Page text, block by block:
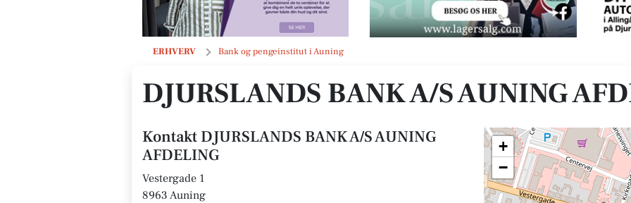
ERHVERV Bank og pengeinstitut i Auning
DJURSLANDS BANK A/S AUNING AFDELING
DJURSLANDS BANK A/S AUNING
Kontakt DJURSLANDS BANK A/S AUNING
AFDELING
Vestergade 1
8963 Auning
+
−